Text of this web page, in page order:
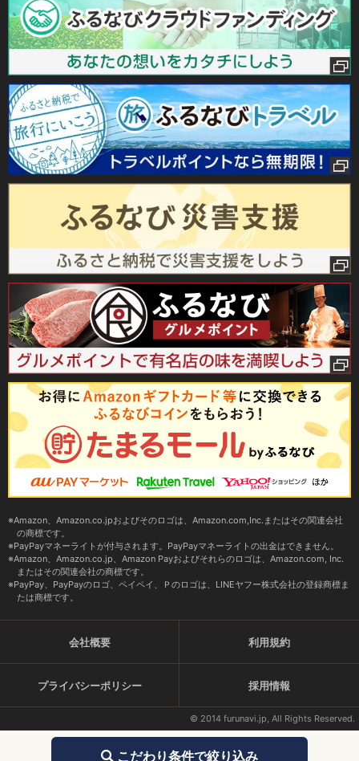
こだわり条件で絞り込み
Amazon、Amazon.co.jpおよびそのロゴは、Amazon.com,Inc.またはその関連会社
の商標です。
PayPayマネーライトが付与されます。PayPayマネーライトの出金はできません。
Amazon、Amazon.co.jp、Amazon Payおよびそれらのロゴは、Amazon.com, Inc.
またはその関連会社の商標です。
PayPay、PayPayのロゴ、ペイペイ、Ｐのロゴは、LINEヤフー株式会社の登録商標ま
たは商標です。
会社概要 利用規約
プライバシーポリシー 採用情報
© 2014 furunavi.jp, All Rights Reserved.